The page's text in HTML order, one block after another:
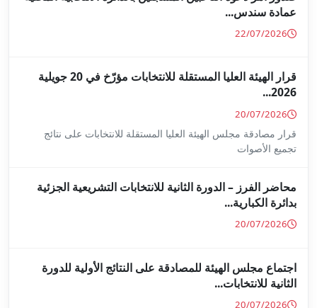
قرار الهيئة العليا المستقلة للانتخابات مؤرّخ في 20 جويلية
المستقلة للانتخابات على نتائج
للانتخابات التشريعية الجزئية
على النتائج الأولية للدورة